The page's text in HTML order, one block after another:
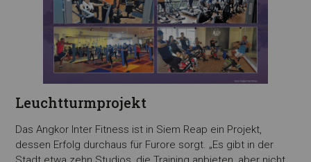
Leuchtturmprojekt
Das Angkor Inter Fitness ist in Siem Reap ein Projekt,
dessen Erfolg durchaus für Furore sorgt. „Es gibt in der